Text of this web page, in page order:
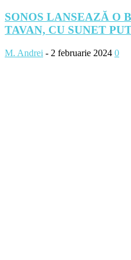
SONOS LANSEAZĂ O
TAVAN, CU SUNET
M. Andrei - 2 februarie 2024 0